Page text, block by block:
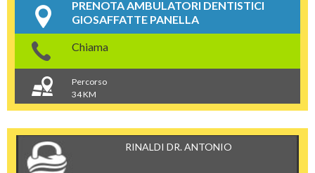
PRENOTA AMBULATORI DENTISTICI
GIOSAFFATTE PANELLA
Chiama
Percorso
34 KM
RINALDI DR. ANTONIO